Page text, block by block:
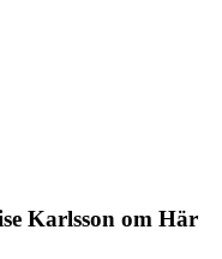
Karlsson om Här